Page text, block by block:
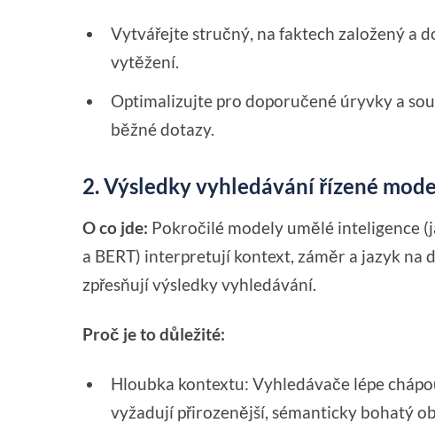
Vytvářejte stručný, na faktech založený a
vytěžení.
Optimalizujte pro doporučené úryvky a
běžné dotazy.
2. Výsledky vyhledávání řízené
O co jde: Pokročilé modely umělé inteligence
a BERT) interpretují kontext, záměr a jazyk na
zpřesňují výsledky vyhledávání.
Proč je to důležité:
Hloubka kontextu: Vyhledávače lépe
vyžadují přirozenější, sémanticky bohatý